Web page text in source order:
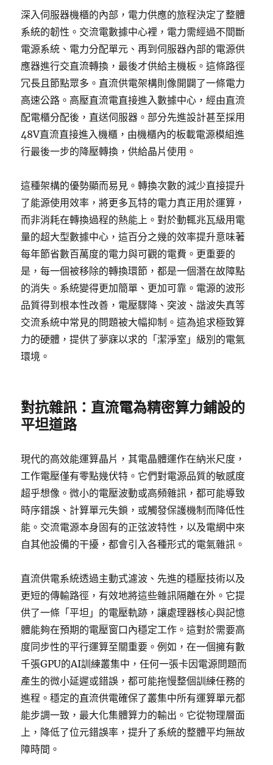
深入伺服器機櫃的內部，電力供應的旅程決定了整體
系統的韌性。交流電數據中心裡，電力需經過不間斷
電源系統、電力分配單元、再到伺服器內部的電源供
應器進行交直流轉換，最後才供給主機板。這條路徑
冗長且節點眾多。直流供電架構則像開闢了一條電力
高速公路。高壓直流電直接進入數據中心，經由直流
配電櫃分配後，直送伺服器。部分先進設計甚至採用
48V直流直接進入機櫃，由機櫃內的板載電源模組進
行最後一步的降壓轉換，供給晶片使用。
這種架構的優勢顯而易見。轉換次數的減少直接提升
了能源使用效率，將更多瓦特的電力真正用於運算，
而非消耗在轉換過程的熱能上。對於動輒兆瓦級用電
量的超大型數據中心，這百分之幾的效率提升意味著
每年節省數百萬度的電力與可觀的電費。更重要的
是，每一個被移除的轉換環節，都是一個潛在故障點
的消失。系統變得更加簡單、更加可靠。電源的波形
品質得到根本性改善，電壓驟降、突波、諧波失真等
交流系統中常見的問題被大幅抑制。這為追求極致算
力的硬體，提供了夢寐以求的「潔淨室」級別的電氣
環境。
對抗雜訊：直流電為精密算力鋪設的
平坦道路
現代的高效能運算晶片，其電晶體運作在納米尺度，
工作電壓僅有零點幾伏特。它們對電源品質的敏感度
超乎想像。微小的電壓波動或高頻雜訊，都可能導致
時序錯誤、計算單元失鎖，或觸發保護機制而降低性
能。交流電源本身固有的正弦波特性，以及電網中來
自其他設備的干擾，都會引入各種形式的電氣雜訊。
直流供電系統透過主動式濾波、先進的穩壓技術以及
更短的傳輸路徑，有效地將這些雜訊隔離在外。它提
供了一條「平坦」的電壓軌跡，讓處理器核心與記憶
體能夠在預期的電壓窗口內穩定工作。這對於需要高
度同步性的平行運算至關重要。例如，在一個擁有數
千張GPU的AI訓練叢集中，任何一張卡因電源問題而
產生的微小延遲或錯誤，都可能拖慢整個訓練任務的
進程。穩定的直流供電確保了叢集中所有運算單元都
能步調一致，最大化集體算力的輸出。它從物理層面
上，降低了位元錯誤率，提升了系統的整體平均無故
障時間。